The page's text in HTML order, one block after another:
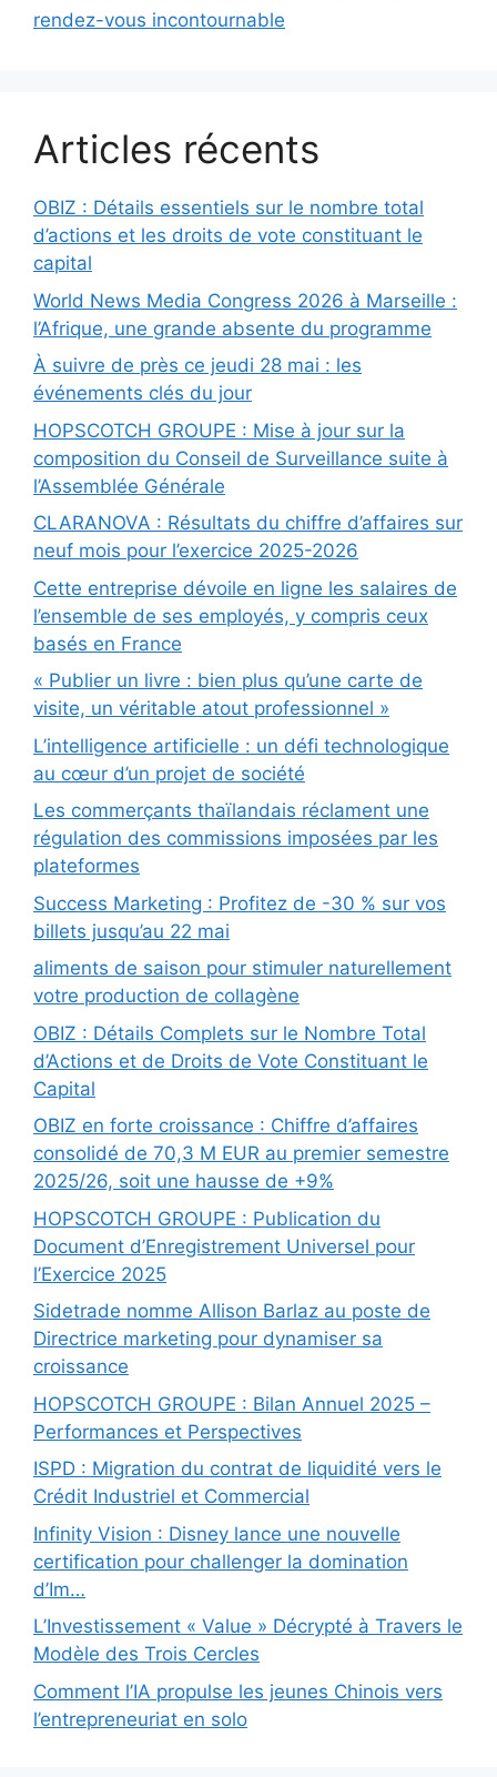
rendez-vous incontournable
Articles récents
OBIZ : Détails essentiels sur le nombre total
d’actions et les droits de vote constituant le
capital
World News Media Congress 2026 à Marseille :
l’Afrique, une grande absente du programme
À suivre de près ce jeudi 28 mai : les
événements clés du jour
HOPSCOTCH GROUPE : Mise à jour sur la
composition du Conseil de Surveillance suite à
l’Assemblée Générale
CLARANOVA : Résultats du chiffre d’affaires sur
neuf mois pour l’exercice 2025-2026
Cette entreprise dévoile en ligne les salaires de
l’ensemble de ses employés, y compris ceux
basés en France
« Publier un livre : bien plus qu’une carte de
visite, un véritable atout professionnel »
L’intelligence artificielle : un défi technologique
au cœur d’un projet de société
Les commerçants thaïlandais réclament une
régulation des commissions imposées par les
plateformes
Success Marketing : Profitez de -30 % sur vos
billets jusqu’au 22 mai
aliments de saison pour stimuler naturellement
votre production de collagène
OBIZ : Détails Complets sur le Nombre Total
d’Actions et de Droits de Vote Constituant le
Capital
OBIZ en forte croissance : Chiffre d’affaires
consolidé de 70,3 M EUR au premier semestre
2025/26, soit une hausse de +9%
HOPSCOTCH GROUPE : Publication du
Document d’Enregistrement Universel pour
l’Exercice 2025
Sidetrade nomme Allison Barlaz au poste de
Directrice marketing pour dynamiser sa
croissance
HOPSCOTCH GROUPE : Bilan Annuel 2025 –
Performances et Perspectives
ISPD : Migration du contrat de liquidité vers le
Crédit Industriel et Commercial
Infinity Vision : Disney lance une nouvelle
certification pour challenger la domination
d’Im…
L’Investissement « Value » Décrypté à Travers le
Modèle des Trois Cercles
Comment l’IA propulse les jeunes Chinois vers
l’entrepreneuriat en solo